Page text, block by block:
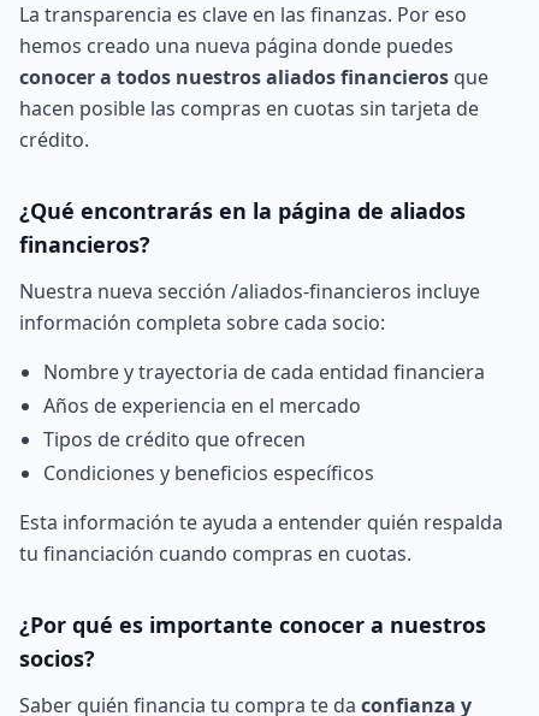
La transparencia es clave en las finanzas. Por eso
hemos creado una nueva página donde puedes
conocer a todos nuestros aliados financieros que
hacen posible las compras en cuotas sin tarjeta de
crédito.
¿Qué encontrarás en la página de aliados
financieros?
Nuestra nueva sección /aliados-financieros incluye
información completa sobre cada socio:
Nombre y trayectoria de cada entidad financiera
Años de experiencia en el mercado
Tipos de crédito que ofrecen
Condiciones y beneficios específicos
Esta información te ayuda a entender quién respalda
tu financiación cuando compras en cuotas.
¿Por qué es importante conocer a nuestros
socios?
Saber quién financia tu compra te da confianza y